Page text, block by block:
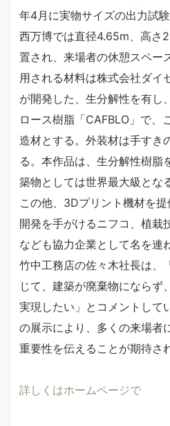
年4月に実物サイズの出力試
西万博では直径4.65m、高さ
置され、来場者の休憩スペー
用される材料は株式会社ダイ
が開発した、生分解性を有し
ロース樹脂「CAFBLO」で、
造材とする。外装材は手すき
る。本作品は、生分解性樹脂
築物としては世界最大級とな
この他、3Dプリント機材を
開発を手がけるニフコ、植栽
なども協力企業として名を連
竹中工務店の佐々木社長は、
じて、建築が廃棄物にならず
実現したい」とコメントして
の展示により、多くの来場者
重要性を伝えることが期待さ
詳しくはホームページで